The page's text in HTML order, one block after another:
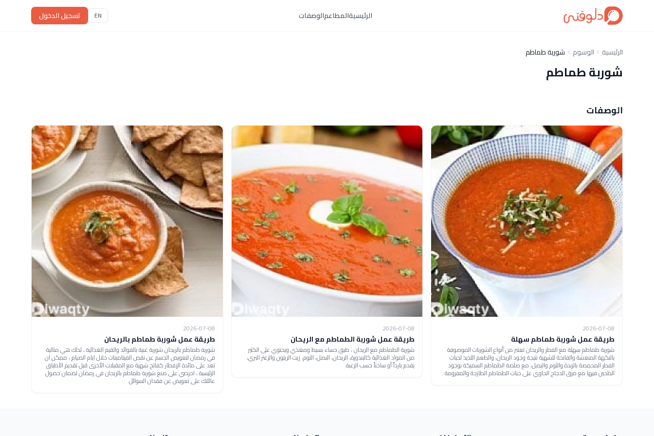
الرئيسيةالمطاعمالوصفات EN تسجيل الدخول
الرئيسية الوسوم شوربة طماطم
شوربة طماطم
الوصفات
2026-07-08
طريقة عمل شوربة طماطم سهلة
شوربة طماطم سهلة مع الفطر والريحان تعتبر من أنواع الشوربات الموصوفة
بالنكهة المنعشة والفاتحة للشهية نتيجة وجود الريحان، والطعم اللذيذ لحبات
الفطر المحمصة بالزبدة والثوم والبصل، مع صلصة الطماطم السميكة بوجود
الطحين فيها مع مرق الدجاج الحاوي على حبات الطماطم الطازجة والمفرومة .
2026-07-08
طريقة عمل شوربة الطماطم مع الريحان
شوربة الطماطم مع الريحان ، طبق حساء بسيط ومغذي ويحتوي على الكثير
من المواد الغذائية كالبندورة، الريحان، البصل، الثوم، زيت الزيتون والزعتر البري،
يقدم بارداً أو ساخناً حسب الرغبة.
2026-07-08
طريقة عمل شوربة طماطم بالريحان
شوربة طماطم بالريحان شوربة غنية بالفوائد والقيم الغذائية ، لذلك هي مثالية
في رمضان لتعويض الجسم عن نقص الفيتامينات خلال ايام الصيام ، ممكن ان
تعد على مائدة الإفطار كفاتح شهية مع المقبلات الأخرى قبل تقديم الأطباق
الرئيسية ، احرصي على صنع شوربة طماطم بالريحان في رمضان لضمان حصول
عائلتك على تعويض عن فقدان السوائل